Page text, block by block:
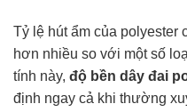
Tỷ lệ hút ẩm của polyester
hơn nhiều so với một số
tính này, độ bền dây đai
định ngay cả khi thường